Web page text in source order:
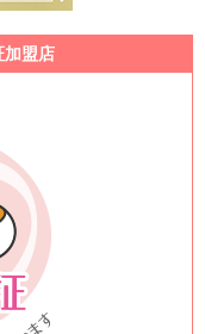
加盟店